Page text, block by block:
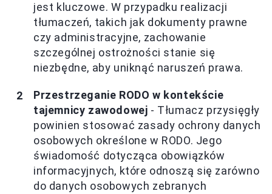
jest kluczowe. W przypadku realizacji
tłumaczeń, takich jak dokumenty prawne
czy administracyjne, zachowanie
szczególnej ostrożności stanie się
niezbędne, aby uniknąć naruszeń prawa.
Przestrzeganie RODO w kontekście
tajemnicy zawodowej - Tłumacz przysięgły
powinien stosować zasady ochrony danych
osobowych określone w RODO. Jego
świadomość dotycząca obowiązków
informacyjnych, które odnoszą się zarówno
do danych osobowych zebranych